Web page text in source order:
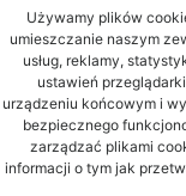
Używamy plików
umieszczanie naszym
usług, reklamy,
ustawień
urządzeniu końcowym i
bezpiecznego
zarządzać plikami
informacji o tym jak